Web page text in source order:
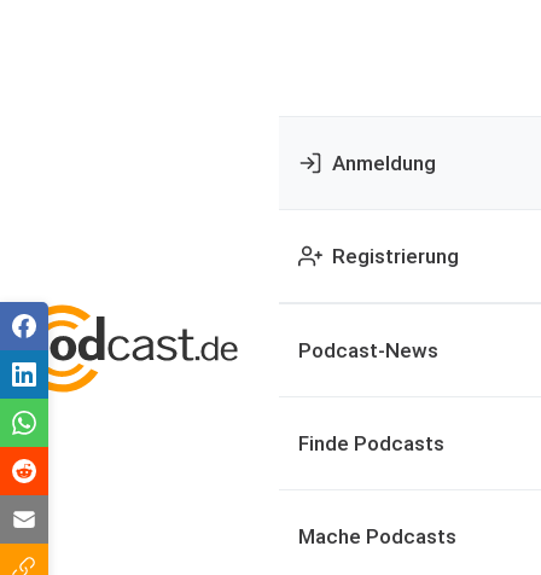
Anmeldung
Registrierung
Podcast-News
Finde Podcasts
Mache Podcasts